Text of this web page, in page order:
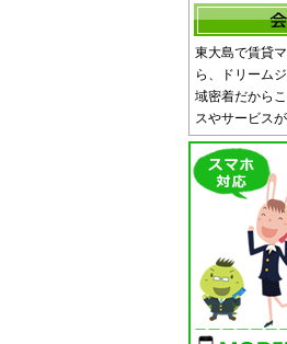
東大島で賃貸
ら、ドリーム
域密着だから
スやサービス